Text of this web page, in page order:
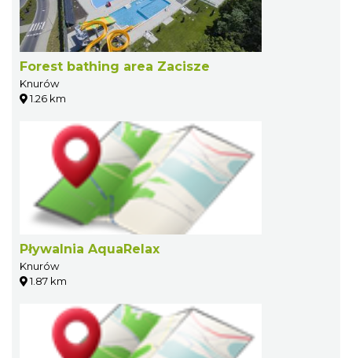
Forest bathing area Zacisze
Knurów
1.26 km
Pływalnia AquaRelax
Knurów
1.87 km